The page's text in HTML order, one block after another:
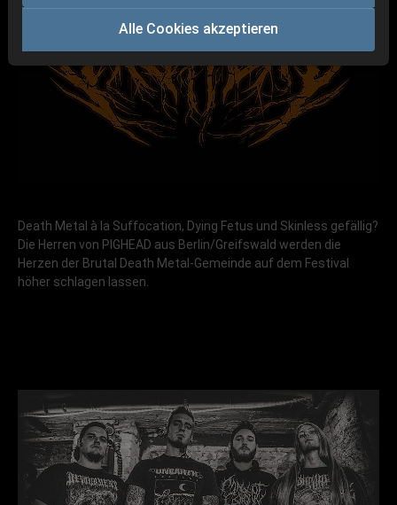
Death Metal à la Suffocation, Dying Fetus und Skinless gefällig?
Die Herren von PIGHEAD aus Berlin/Greifswald werden die
Herzen der Brutal Death Metal-Gemeinde auf dem Festival
höher schlagen lassen.
Alle Cookies akzeptieren